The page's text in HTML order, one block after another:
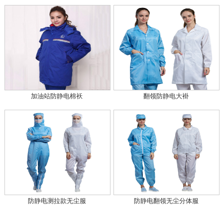
加油站防静电棉袄 翻领防静电大褂
防静电测拉款无尘服 防静电翻领无尘分体服